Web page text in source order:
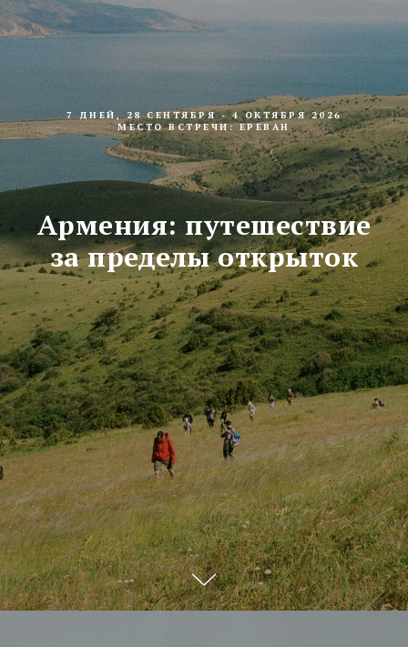
7 ДНЕЙ, 28 СЕНТЯБРЯ - 4 ОКТЯБРЯ 2026
МЕСТО ВСТРЕЧИ: ЕРЕВАН
Армения: путешествие
за пределы открыток